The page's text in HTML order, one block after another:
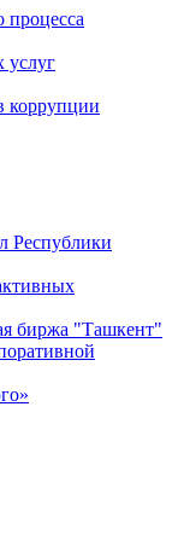
услуг
коррупции
Республики
биржа "Ташкент"